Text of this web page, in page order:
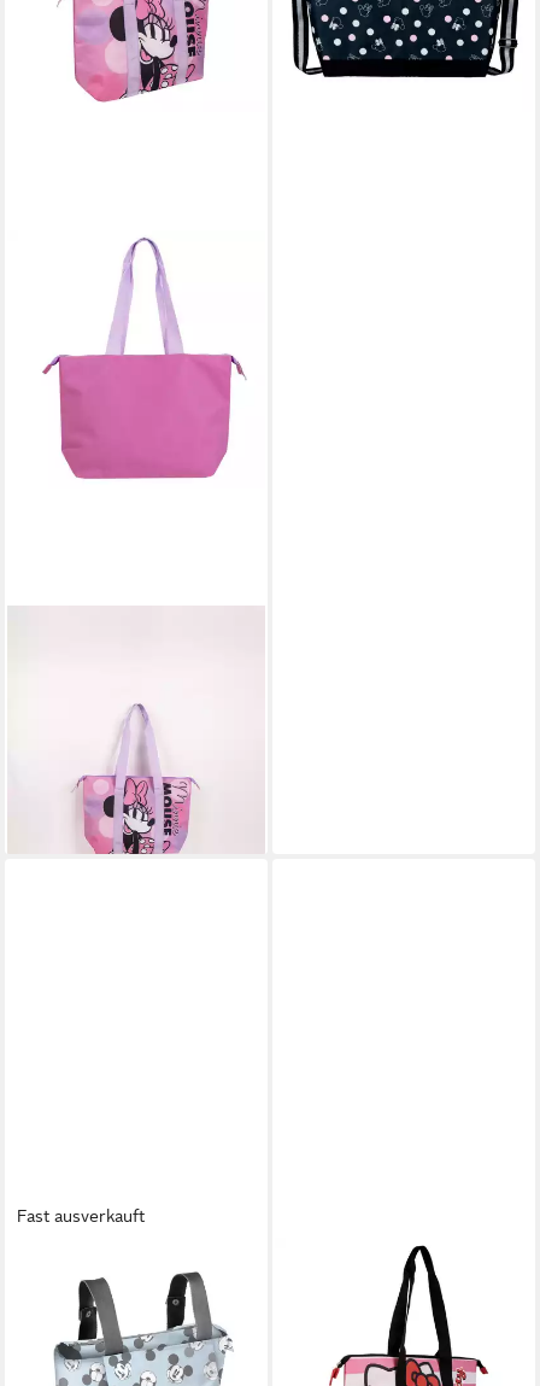
Tasche Strand – Sommer
ab 12,75 € 24,95 €
lieferbar - in 3-4 Werktagen bei dir
lieferbar - in 3-4 Werktagen bei dir
Fast ausverkauft
Kinderwagen-Tasche Disney
Micky Maus Wickeltasche
Babytasche Elterntasche
Mommybag, für Mama und